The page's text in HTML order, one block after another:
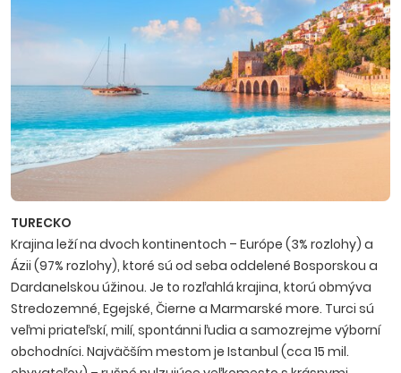
TURECKO
Krajina leží na dvoch kontinentoch – Európe (3% rozlohy) a
Ázii (97% rozlohy), ktoré sú od seba oddelené Bosporskou a
Dardanelskou úžinou. Je to rozľahlá krajina, ktorú obmýva
Stredozemné, Egejské, Čierne a Marmarské more. Turci sú
veľmi priateľskí, milí, spontánni ľudia a samo­zrejme výborní
obchodníci. Najväčším mestom je Istanbul (cca 15 mil.